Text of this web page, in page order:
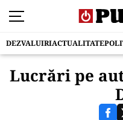
DEZVALUIRIACTUALITATE
Lucrări pe